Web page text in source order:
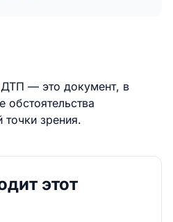
ДТП — это документ, в
обстоятельства
точки зрения.
этот